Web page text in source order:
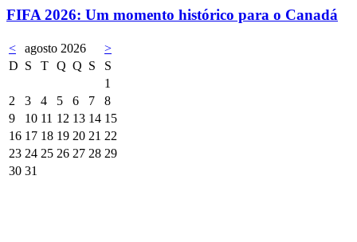
FIFA 2026: Um momento histórico para o Canadá
< agosto 2026
>
D S T Q Q S
S
1
2
3 4 5 6 7
8
9
10 11 12 13 14 15
16 17 18 19 20 21 22
23 24 25 26 27 28 29
30 31